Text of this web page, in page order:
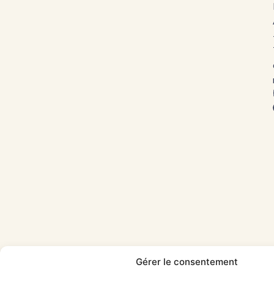
Gérer le consentement